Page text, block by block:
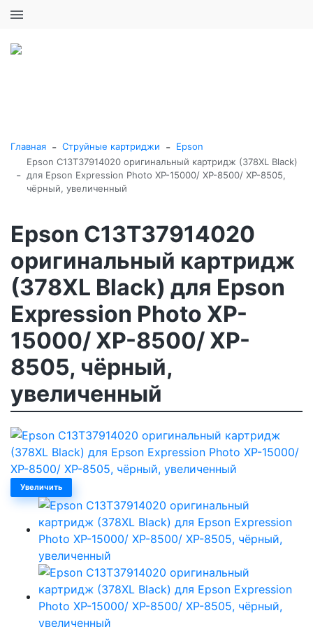
Главная - Струйные картриджи - Epson
-
Epson C13T37914020 оригинальный картридж (378XL Black)
для Epson Expression Photo XP-15000/ XP-8500/ XP-8505,
чёрный, увеличенный
Epson C13T37914020
оригинальный картридж
(378XL Black) для Epson
Expression Photo XP-
15000/ XP-8500/ XP-
8505, чёрный,
увеличенный
Увеличить